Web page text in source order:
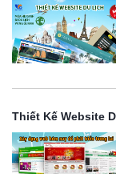
Thiết Kế Website